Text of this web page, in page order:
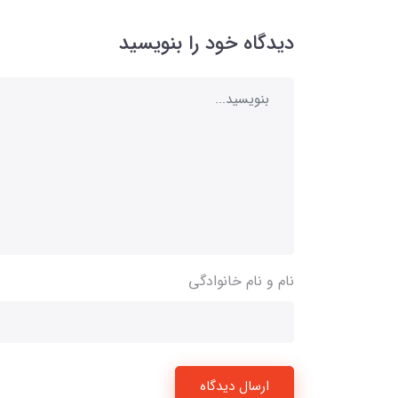
دیدگاه خود را بنویسید
نام و نام خانوادگی
ارسال دیدگاه